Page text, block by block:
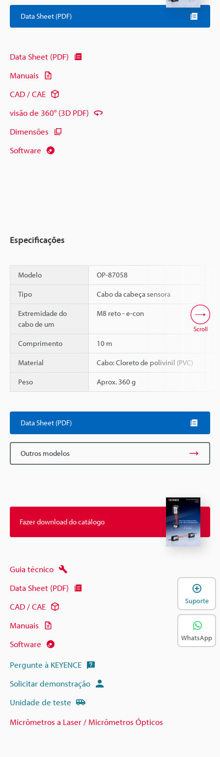
Data Sheet (PDF)
Data Sheet (PDF)
Manuais
CAD / CAE
visão de 360° (3D PDF)
Dimensões
Software
Especificações
Modelo OP-87058
Tipo Cabo da cabeça sensora
Extremidade do
cabo de um
M8 reto - e-con
Comprimento 10 m
Material Cabo: Cloreto de polivinil (PVC)
Peso Aprox. 360 g
Scroll
Data Sheet (PDF)
Outros modelos
Fazer download do catálogo
Guia técnico
Data Sheet (PDF)
CAD / CAE
Manuais
Software
Pergunte à KEYENCE
Solicitar demonstração
Unidade de teste
Micrômetros a Laser / Micrômetros Ópticos
Suporte
WhatsApp